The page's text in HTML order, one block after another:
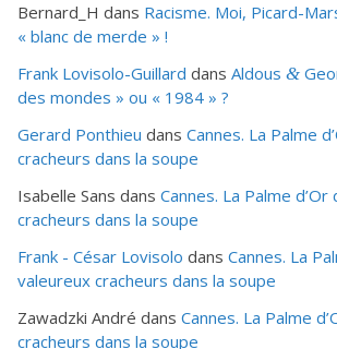
Bernard_H dans Racisme. Moi, Picard-
« blanc de merde » !
Frank Lovisolo-Guillard dans Aldous &
des mondes » ou « 1984 » ?
Gerard Ponthieu dans Cannes. La Palme
cracheurs dans la soupe
Isabelle Sans dans Cannes. La Palme
cracheurs dans la soupe
Frank - César Lovisolo dans Cannes. La
valeureux cracheurs dans la soupe
Zawadzki André dans Cannes. La Palme
cracheurs dans la soupe